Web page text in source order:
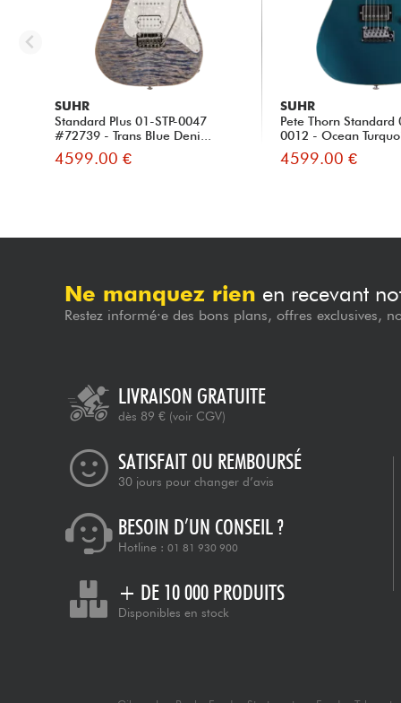
SUHR
Standard Plus 01-STP-0047
#72739 - Trans Blue Deni...
4599.00 €
SUHR
Pete Thorn Standard
0012 - Ocean
4599.00 €
Ne manquez rien en recevant
Restez informé·e des bons plans, offres exclusives,
LIVRAISON GRATUITE
dès 89 € (voir CGV)
SATISFAIT OU REMBOURSÉ
30 jours pour changer d’avis
BESOIN D’UN CONSEIL ?
Hotline : 01 81 930 900
+ DE 10 000 PRODUITS
Disponibles en stock